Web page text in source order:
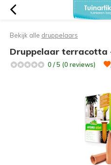
Bekijk alle druppelaars
Druppelaar terracotta
0 / 5 (0 reviews)